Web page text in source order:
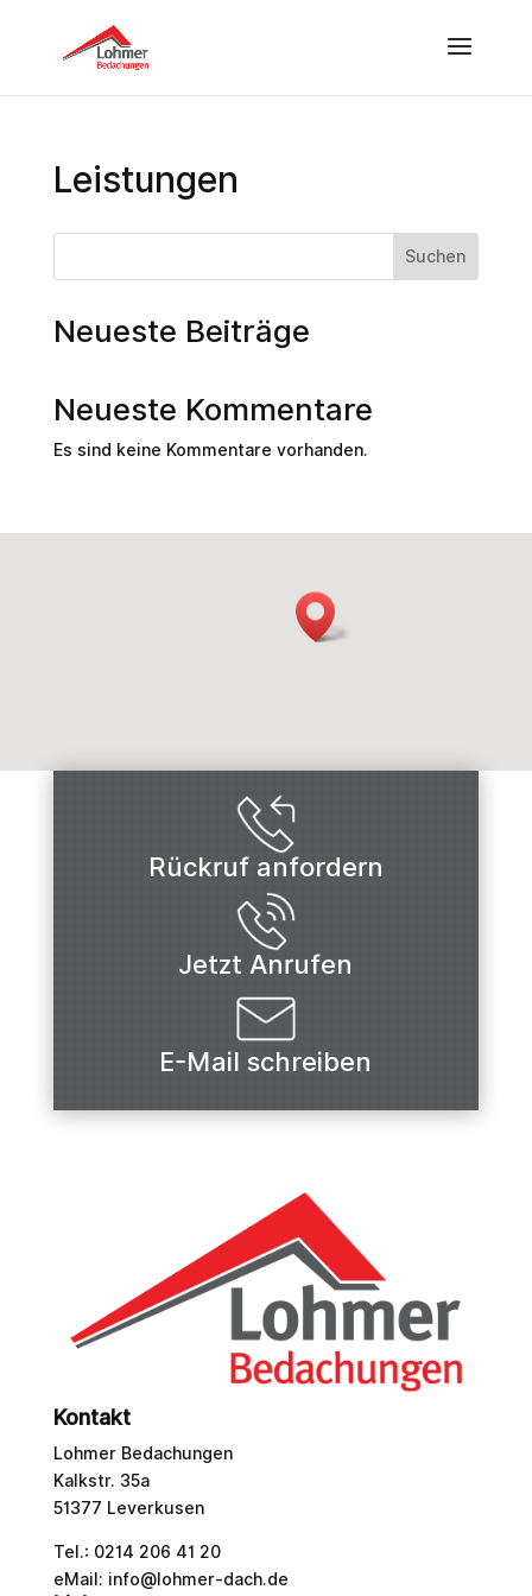
Leistungen
Suchen
Neueste Beiträge
Neueste Kommentare
Es sind keine Kommentare vorhanden.
Rückruf anfordern
Jetzt Anrufen
E-Mail schreiben
Kontakt
Lohmer Bedachungen
Kalkstr. 35a
51377 Leverkusen
Tel.: 0214 206 41 20
eMail: info@lohmer-dach.de